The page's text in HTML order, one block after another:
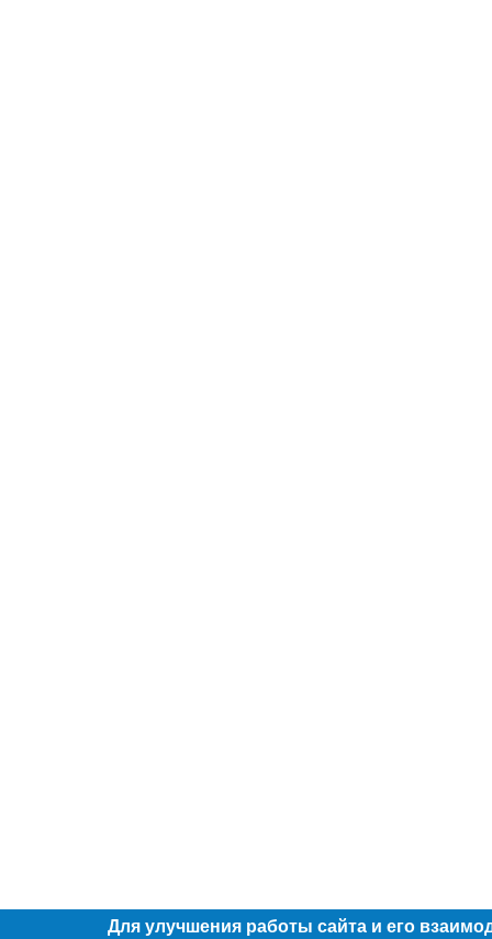
Для улучшения работы сайта и его